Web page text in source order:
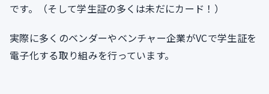
です。（そして学生証の多くは未だにカード！）
実際に多くのベンダーやベンチャー企業がVCで学生証を
電子化する取り組みを行っています。